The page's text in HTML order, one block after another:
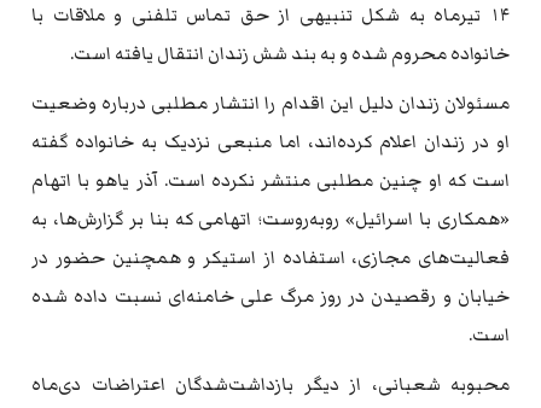
۱۴ تیرماه به شکل تنبیهی از حق تماس تلفنی و ملاقات با
خانواده محروم شده و به بند شش زندان انتقال یافته است.
مسئولان زندان دلیل این اقدام را انتشار مطلبی درباره وضعیت
او در زندان اعلام کرده‌اند، اما منبعی نزدیک به خانواده گفته
است که او چنین مطلبی منتشر نکرده است. آذر یاهو با اتهام
«همکاری با اسرائیل» روبه‌روست؛ اتهامی که بنا بر گزارش‌ها، به
فعالیت‌های مجازی، استفاده از استیکر و همچنین حضور در
خیابان و رقصیدن در روز مرگ علی خامنه‌ای نسبت داده شده
است.
محبوبه شعبانی، از دیگر بازداشت‌شدگان اعتراضات دی‌ماه